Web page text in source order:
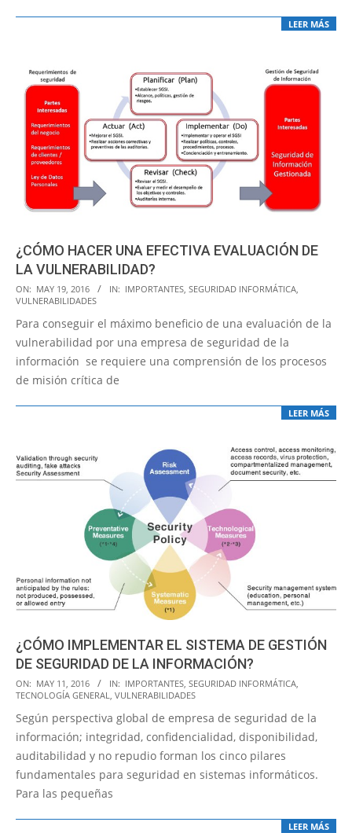
LEER MÁS
¿CÓMO HACER UNA EFECTIVA EVALUACIÓN DE
LA VULNERABILIDAD?
2016-
05-
19
ON: MAY 19, 2016 IN: IMPORTANTES, SEGURIDAD INFORMÁTICA,
VULNERABILIDADES
Para conseguir el máximo beneficio de una evaluación de la
vulnerabilidad por una empresa de seguridad de la
información se requiere una comprensión de los procesos
de misión crítica de
LEER MÁS
¿CÓMO IMPLEMENTAR EL SISTEMA DE GESTIÓN
DE SEGURIDAD DE LA INFORMACIÓN?
2016-
05-
11
ON: MAY 11, 2016 IN: IMPORTANTES, SEGURIDAD INFORMÁTICA,
TECNOLOGÍA GENERAL, VULNERABILIDADES
Según perspectiva global de empresa de seguridad de la
información; integridad, confidencialidad, disponibilidad,
auditabilidad y no repudio forman los cinco pilares
fundamentales para seguridad en sistemas informáticos.
Para las pequeñas
LEER MÁS